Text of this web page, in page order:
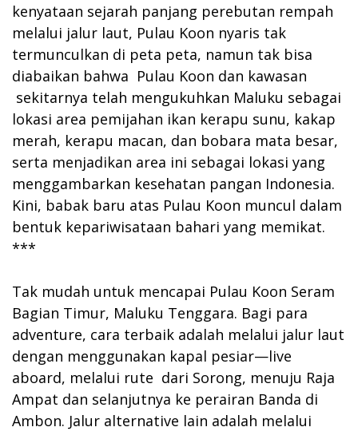
kenyataan sejarah panjang perebutan rempah
melalui jalur laut, Pulau Koon nyaris tak
termunculkan di peta peta, namun tak bisa
diabaikan bahwa Pulau Koon dan kawasan
sekitarnya telah mengukuhkan Maluku sebagai
lokasi area pemijahan ikan kerapu sunu, kakap
merah, kerapu macan, dan bobara mata besar,
serta menjadikan area ini sebagai lokasi yang
menggambarkan kesehatan pangan Indonesia.
Kini, babak baru atas Pulau Koon muncul dalam
bentuk kepariwisataan bahari yang memikat.
***
Tak mudah untuk mencapai Pulau Koon Seram
Bagian Timur, Maluku Tenggara. Bagi para
adventure, cara terbaik adalah melalui jalur laut
dengan menggunakan kapal pesiar—live
aboard, melalui rute dari Sorong, menuju Raja
Ampat dan selanjutnya ke perairan Banda di
Ambon. Jalur alternative lain adalah melalui